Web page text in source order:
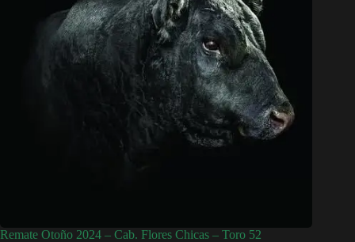
Remate Otoño 2024 – Cab. Flores Chicas – Toro 52